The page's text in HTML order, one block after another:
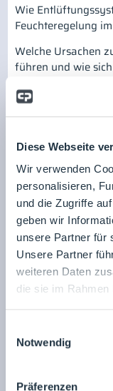
Diese Webseite
Wir verwenden
personalisieren,
und die Zugriffe
geben wir
unsere Partner für
Unsere Partner
weiteren Daten
die sie im
Notwendig
Präferenzen
Wie
Feuchteregelung
Welche Ursachen
führen und wie
Wie Heizer und
Wie einfache
Wie ein
erhöht
IPS-Integrated